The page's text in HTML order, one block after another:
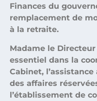
Finances du
remplacement de
à la retraite.
Madame le
essentiel dans la
Cabinet,
des affaires
l’établissement de